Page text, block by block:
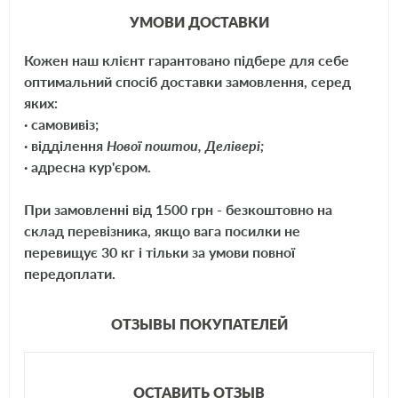
обеспечивают хорошую смазку системы охлаждения, предотвращают
элементов (уплотнители и т.д.), чем способствуют продлению срока
их полезного действия.
Допуск VW: VW TL 774-D
<product_id id="16863">
УМОВИ ДОСТАВКИ
Кожен наш клієнт гарантовано підбере для себе
оптимальний спосіб доставки замовлення, серед
яких:
· самовивіз;
· відділення Нової поштои, Делівері;
· адресна кур'єром.
При замовленні від 1500 грн - безкоштовно на
склад перевізника, якщо вага посилки не
перевищує 30 кг і тільки за умови повної
передоплати.
ОТЗЫВЫ ПОКУПАТЕЛЕЙ
ОСТАВИТЬ ОТЗЫВ